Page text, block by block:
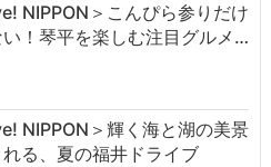
NIPPON＞こんぴら参りだけ
い！琴平を楽しむ注目グルメ…
NIPPON＞輝く海と湖の美景
る、夏の福井ドライブ